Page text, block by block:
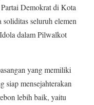
Demokrat di Kota
seluruh elemen
dalam Pilwalkot
yang memiliki
siap mensejahterakan
lebih baik, yaitu